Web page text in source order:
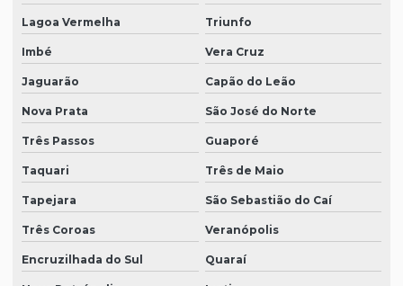
Lagoa Vermelha Triunfo
Imbé Vera Cruz
Jaguarão Capão do Leão
Nova Prata São José do Norte
Três Passos Guaporé
Taquari Três de Maio
Tapejara São Sebastião do Caí
Três Coroas Veranópolis
Encruzilhada do Sul Quaraí